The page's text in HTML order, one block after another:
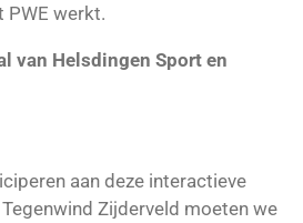
PWE werkt.
van Helsdingen Sport en
aan deze interactieve
Zijderveld moeten we